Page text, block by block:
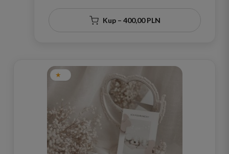
Kup – 400,00 PLN